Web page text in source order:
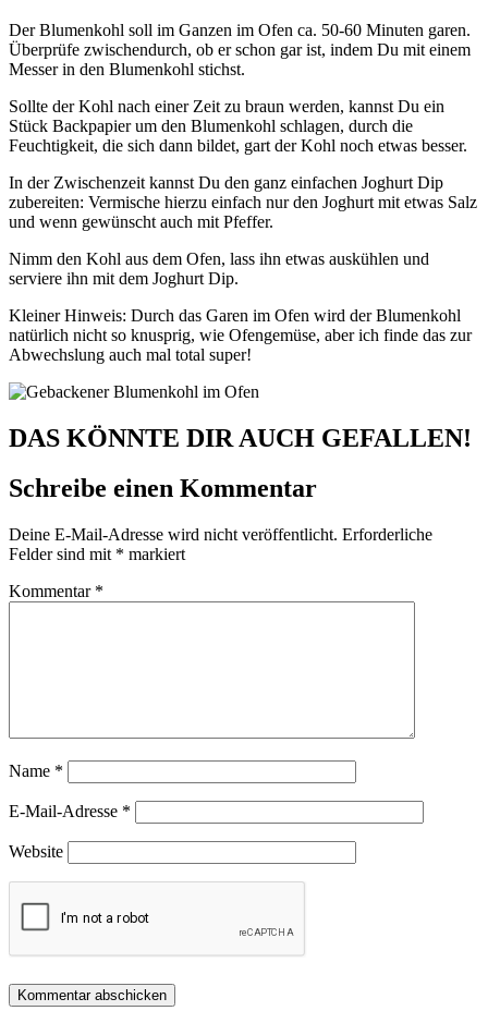
Der Blumenkohl soll im Ganzen im Ofen ca. 50-60 Minuten garen.
Überprüfe zwischendurch, ob er schon gar ist, indem Du mit einem
Messer in den Blumenkohl stichst.
Sollte der Kohl nach einer Zeit zu braun werden, kannst Du ein
Stück Backpapier um den Blumenkohl schlagen, durch die
Feuchtigkeit, die sich dann bildet, gart der Kohl noch etwas besser.
In der Zwischenzeit kannst Du den ganz einfachen Joghurt Dip
zubereiten: Vermische hierzu einfach nur den Joghurt mit etwas Salz
und wenn gewünscht auch mit Pfeffer.
Nimm den Kohl aus dem Ofen, lass ihn etwas auskühlen und
serviere ihn mit dem Joghurt Dip.
Kleiner Hinweis: Durch das Garen im Ofen wird der Blumenkohl
natürlich nicht so knusprig, wie Ofengemüse, aber ich finde das zur
Abwechslung auch mal total super!
DAS KÖNNTE DIR AUCH GEFALLEN!
Schreibe einen Kommentar
Deine E-Mail-Adresse wird nicht veröffentlicht. Erforderliche
Felder sind mit * markiert
Kommentar *
Name *
E-Mail-Adresse *
Website